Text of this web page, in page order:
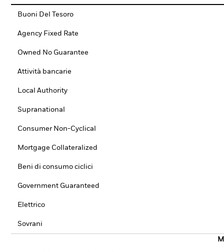
Buoni Del Tesoro
Agency Fixed Rate
Owned No Guarantee
Attività bancarie
Local Authority
Supranational
Consumer Non-Cyclical
Mortgage Collateralized
Beni di consumo ciclici
Government Guaranteed
Elettrico
Sovrani